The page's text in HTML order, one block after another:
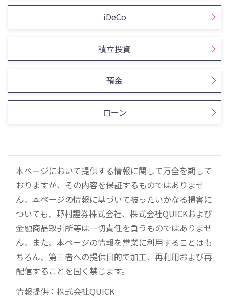
iDeCo
積立投資
預金
ローン
本ページにおいて提供する情報に関して万全を期して
おりますが、その内容を保証するものではありませ
ん。本ページの情報に基づいて被ったいかなる損害に
ついても、野村證券株式会社、株式会社QUICKおよび
金融商品取引所等は一切責任を負うものではありませ
ん。また、本ページの情報を営業に利用することはも
ちろん、第三者への提供目的で加工、再利用および再
配信することを固く禁じます。
情報提供：株式会社QUICK